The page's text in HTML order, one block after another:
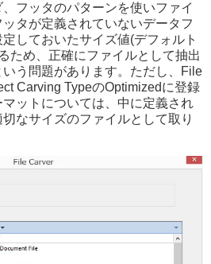
フッタのパターンを使いファイ
タが定義されていないデータフ
しておいたサイズ値(デフォルト
ため、正確にファイルとして抽出
う問題があります。ただし、File
Carving TypeのOptimizedに登録
ットについては、中に定義され
なサイズのファイルとして取り